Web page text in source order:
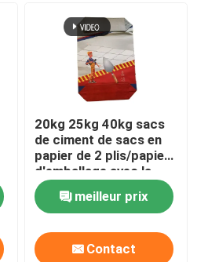
20kg 25kg 40kg sacs
de ciment de sacs en
papier de 2 plis/papier
d'emballage avec la
poudre adhésive
meilleur prix
Contact